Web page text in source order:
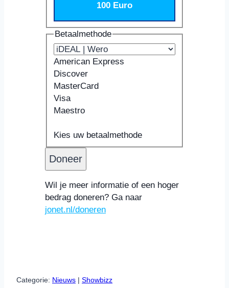
100 Euro
Betaalmethode
American Express
Discover
MasterCard
Visa
Maestro
creditcards:
American
Express,
Discover,
MasterCard,
Visa,
Maestro
Kaarthouder
Kies uw betaalmethode
Wil je meer informatie of een hoger
bedrag doneren? Ga naar
jonet.nl/doneren
Categorie: Nieuws | Showbizz